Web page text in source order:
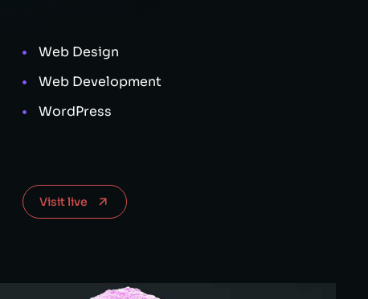
Web Design
Web Development
WordPress
Visit live